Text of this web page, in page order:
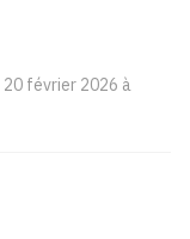
20 février 2026 à